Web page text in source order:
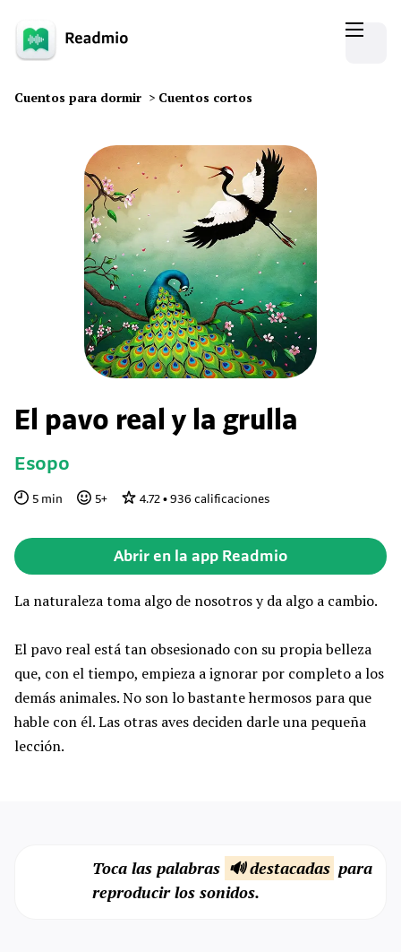
Cuentos para dormir > Cuentos cortos
El pavo real y la grulla
Esopo
5 min 5+ 4.72 • 936 calificaciones
Abrir en la app Readmio
La naturaleza toma algo de nosotros y da algo a cambio.
El pavo real está tan obsesionado con su propia belleza
que, con el tiempo, empieza a ignorar por completo a los
demás animales. No son lo bastante hermosos para que
hable con él. Las otras aves deciden darle una pequeña
lección.
Toca las palabras 🔊 destacadas para
reproducir los sonidos.